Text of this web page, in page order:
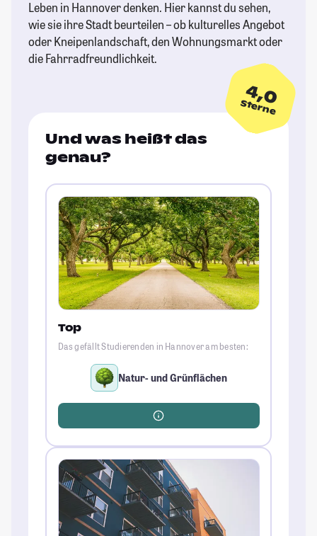
Leben in Hannover denken. Hier kannst du sehen,
wie sie ihre Stadt beurteilen – ob kulturelles Angebot
oder Kneipenlandschaft, den Wohnungsmarkt oder
die Fahrradfreundlichkeit.
4,0
Sterne
Und was heißt das
genau?
Top
Das gefällt Studierenden in Hannover am besten:
Natur- und Grünflächen